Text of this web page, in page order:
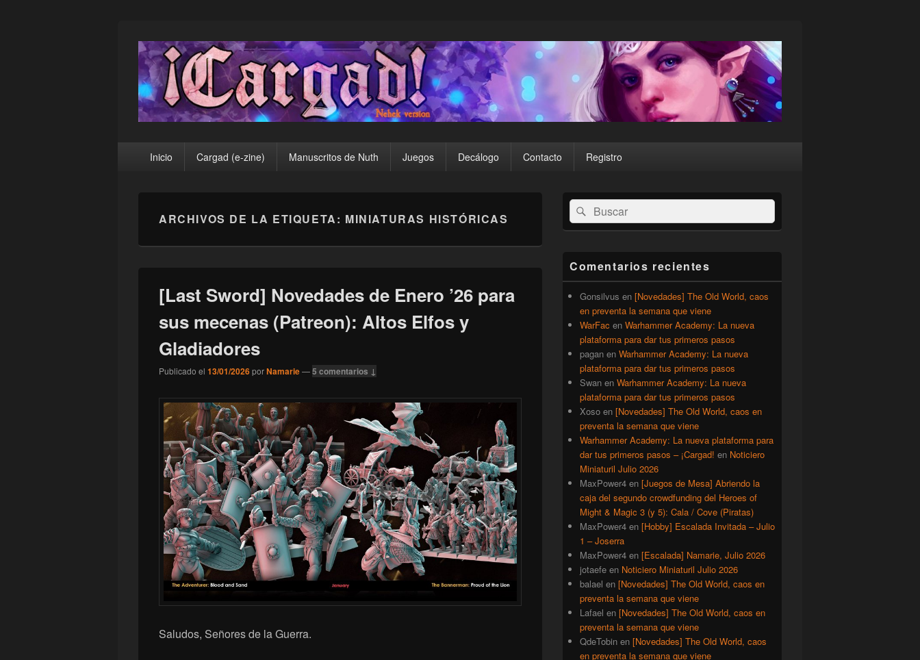
¡Cargad!
principalInicio Cargad (e-zine) Manuscritos de Nuth Juegos Decálogo Contacto Registro
ARCHIVOS DE LA ETIQUETA: MINIATURAS HISTÓRICAS
[Last Sword] Novedades de Enero ’26 para
sus mecenas (Patreon): Altos Elfos y
Gladiadores
Publicado el 13/01/2026porNamarie—5 comentarios ↓
Saludos, Señores de la Guerra.
El
área
de
lateral
primaria
Buscar
por:
Buscar
Comentarios recientes
Gonsilvus en [Novedades] The Old World, caos
en preventa la semana que viene
WarFac en Warhammer Academy: La nueva
plataforma para dar tus primeros pasos
pagan en Warhammer Academy: La nueva
plataforma para dar tus primeros pasos
Swan en Warhammer Academy: La nueva
plataforma para dar tus primeros pasos
Xoso en [Novedades] The Old World, caos en
preventa la semana que viene
Warhammer Academy: La nueva plataforma para
dar tus primeros pasos – ¡Cargad! en Noticiero
Miniaturil Julio 2026
MaxPower4 en [Juegos de Mesa] Abriendo la
caja del segundo crowdfunding del Heroes of
Might & Magic 3 (y 5): Cala / Cove (Piratas)
MaxPower4 en [Hobby] Escalada Invitada – Julio
1 – Joserra
MaxPower4 en [Escalada] Namarie, Julio 2026
jotaefe en Noticiero Miniaturil Julio 2026
balael en [Novedades] The Old World, caos en
preventa la semana que viene
Lafael en [Novedades] The Old World, caos en
preventa la semana que viene
QdeTobin en [Novedades] The Old World, caos
en preventa la semana que viene